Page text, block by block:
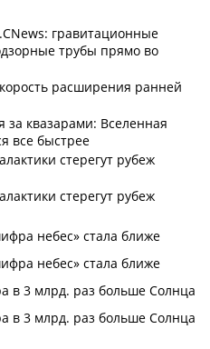
гравитационные
трубы прямо во
расширения ранней
за квазарами: Вселенная
все быстрее
стерегут рубеж
стерегут рубеж
небес» стала ближе
небес» стала ближе
в 3 млрд. раз больше Солнца
в 3 млрд. раз больше Солнца